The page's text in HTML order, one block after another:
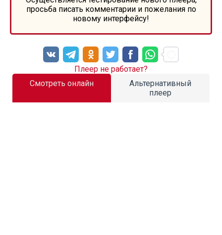
просьба писать комментарии и пожелания по
новому интерфейсу!
Смотреть онлайн
Альтернативный
плеер
Плеер не работает?